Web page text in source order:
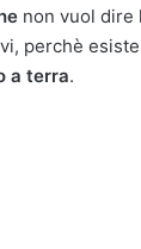
non vuol dire
perchè
a terra.